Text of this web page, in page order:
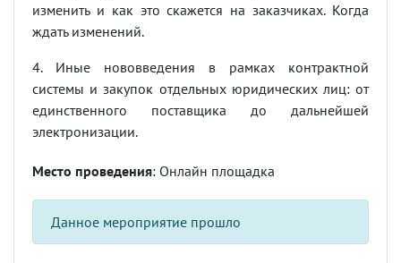
изменить и как это скажется на заказчиках. Когда
ждать изменений.
4. Иные нововведения в рамках контрактной
системы и закупок отдельных юридических лиц: от
единственного поставщика до дальнейшей
электронизации.
Место проведения: Онлайн площадка
Данное мероприятие прошло